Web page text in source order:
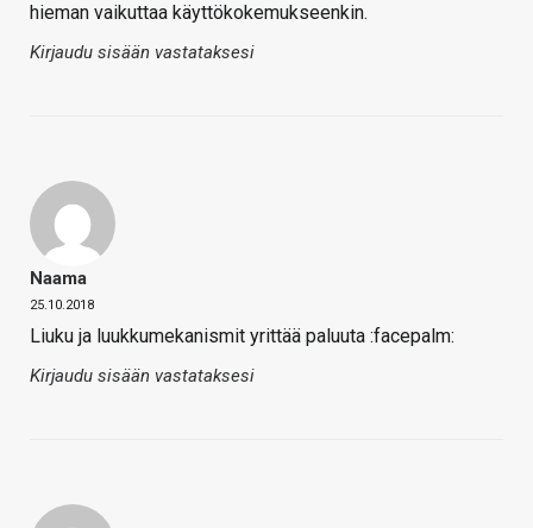
hieman vaikuttaa käyttökokemukseenkin.
Kirjaudu sisään vastataksesi
Naama
25.10.2018
Liuku ja luukkumekanismit yrittää paluuta :facepalm:
Kirjaudu sisään vastataksesi